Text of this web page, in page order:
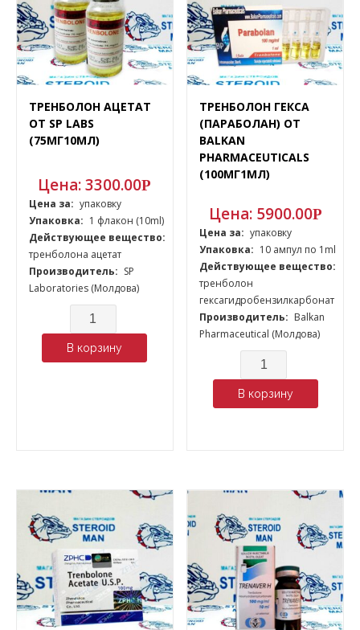
ТРЕНБОЛОН АЦЕТАТ
ОТ SP LABS
(75МГ10МЛ)
Цена:3300.00Р
Цена за: упаковку
Упаковка: 1 флакон (10ml)
Действующее вещество:
тренболона ацетат
Производитель: SP
Laboratories (Молдова)
Количество
В корзину
ТРЕНБОЛОН ГЕКСА
(ПАРАБОЛАН) ОТ
BALKAN
PHARMACEUTICALS
(100МГ1МЛ)
Цена: 5900.00Р
Цена за: упаковку
Упаковка: 10 ампул по 1ml
Действующее вещество:
тренболон
гексагидробензилкарбонат
Производитель: Balkan
Pharmaceutical (Молдова)
Количество
В корзину